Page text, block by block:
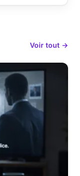
Voir tout →